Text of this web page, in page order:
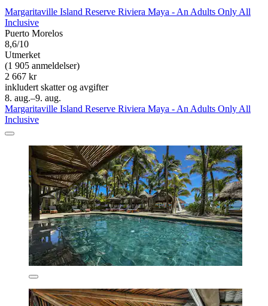
Margaritaville Island Reserve Riviera Maya - An Adults Only All
Inclusive
Puerto Morelos
8,6/10
Utmerket
(1 905 anmeldelser)
2 667 kr
inkludert skatter og avgifter
8. aug.–9. aug.
Margaritaville Island Reserve Riviera Maya - An Adults Only All
Inclusive